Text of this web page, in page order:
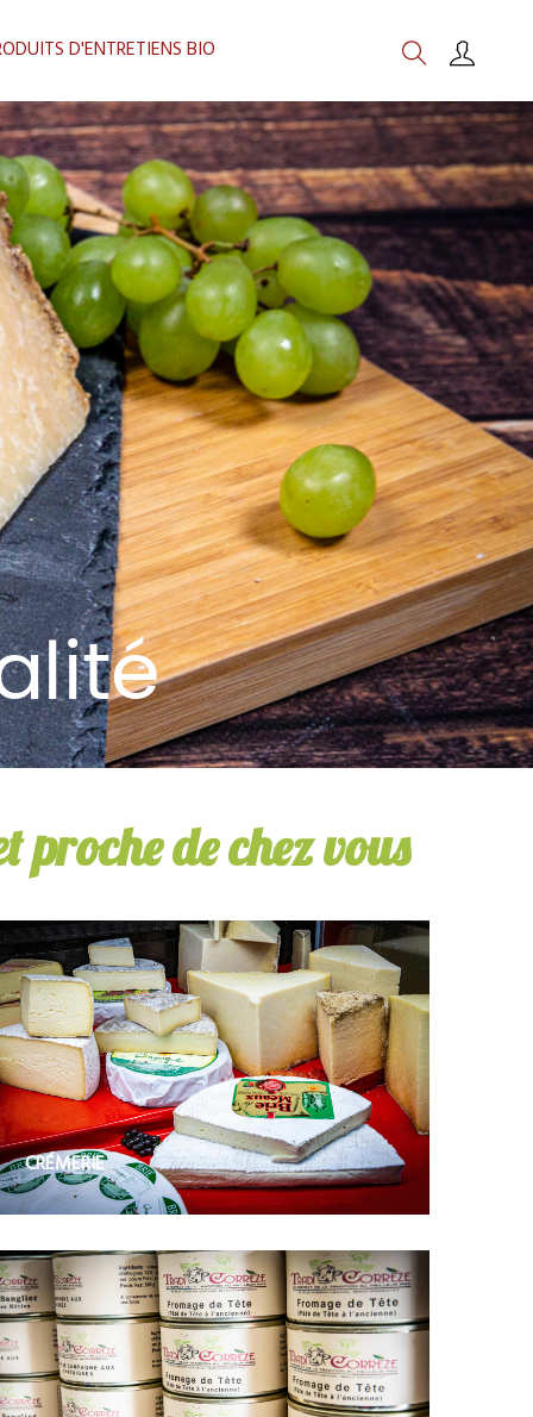
D'ENTRETIENS BIO
de chez vous
CRÉMERIE